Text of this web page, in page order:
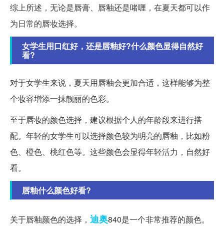
综上所述，无论是唇膏、唇釉还是啫喱，在夏天都可以作
为日常的唇妆选择。
女学生用口红好，还是唇釉好?什么颜色显得自然好
看?
对于女学生来说，夏天用唇釉会更加合适，这样能够为整
个妆容增添一抹靓丽的色彩。
至于唇妆的颜色选择，建议根据个人的年龄段来进行搭
配。年轻的女学生可以选择颜色较为明亮的唇釉，比如粉
色、橙色、桃红色等。这些颜色会显得年轻活力，自然好
看。
唇釉什么颜色好看?
关于唇釉颜色的选择， 迪奥840是一个非常推荐的颜色。